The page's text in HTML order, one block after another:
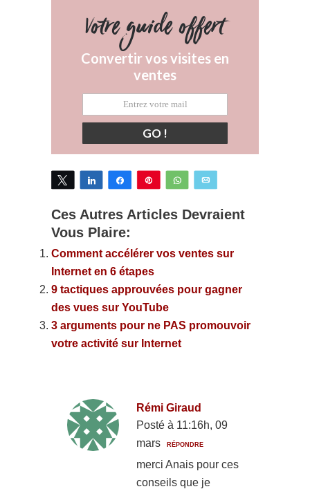
Votre guide offert
Convertir vos visites en
ventes
GO !
Tweetez Partagez Partagez Épingle WhatsApp
Ces Autres Articles Devraient
Vous Plaire:
Comment accélérer vos ventes sur
Internet en 6 étapes
9 tactiques approuvées pour gagner
des vues sur YouTube
3 arguments pour ne PAS promouvoir
votre activité sur Internet
Rémi Giraud
Posté à 11:16h, 09
mars
RÉPONDRE
merci Anais pour ces
conseils que je